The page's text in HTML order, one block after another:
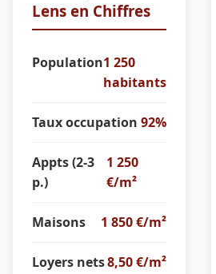
Lens en Chiffres
Population1 250
habitants
Taux occupation 92%
Appts (2-3
p.)
1 250
€/m²
Maisons 1 850 €/m²
Loyers nets8,50 €/m²